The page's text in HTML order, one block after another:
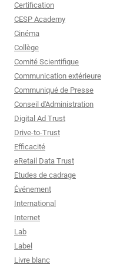
Certification
CESP Academy
Cinéma
Collège
Comité Scientifique
Communication extérieure
Communiqué de Presse
Conseil d'Administration
Digital Ad Trust
Drive-to-Trust
Efficacité
eRetail Data Trust
Etudes de cadrage
Événement
International
Internet
Lab
Label
Livre blanc